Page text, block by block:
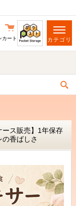
カート カテゴリ
ース販売】1年保存
香ばしさ